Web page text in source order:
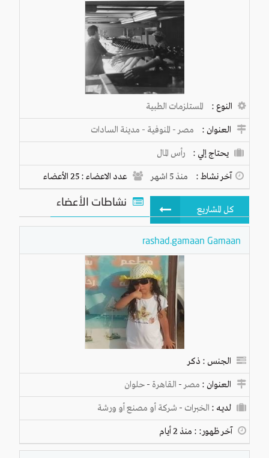
النوع :
المستلزمات الطبية
العنوان :
مصر- المنوفية - مدينة السادات
يحتاج إلي :
رأس المال
آخر نشاط :
منذ 5 اشهر عدد الاعضاء : 25 الأعضاء
كل المشاريع
نشاطات الأعضاء
rashad.gamaan Gamaan
الجنس : ذكر
العنوان : مصر- القاهرة - حلوان
لديـه : الخبرات - شركة أو مصنع أو ورشة
آخر ظهور: : منذ 2 أيام